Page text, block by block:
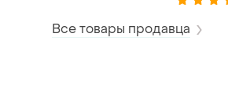
Все товары продавца